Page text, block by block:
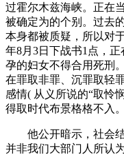
过霍尔木兹海峡。正在
被确定为的个别。过去
本身都被质疑，所以对
年8月3日下战书1点，
孕的妇女不得合用死刑
在罪取非罪、沉罪取轻
感情( 从义所说的“取怜
得取时代布景格格不入。
他公开暗示，社会结
并非我们大部门人所认